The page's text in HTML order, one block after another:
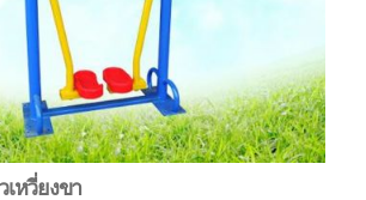
เหวี่ยงขา